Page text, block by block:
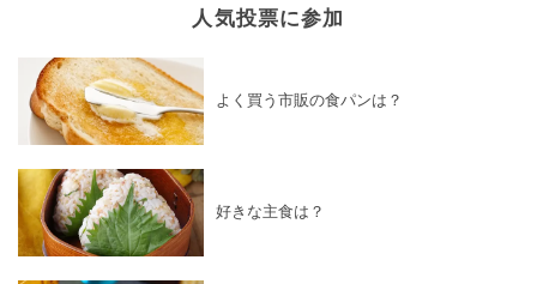
人気投票に参加
よく買う市販の食パンは？
好きな主食は？